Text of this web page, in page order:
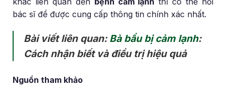
bác sĩ để được cung cấp thông tin chính xác nhất.
Bài viết liên quan: Bà bầu bị cảm lạnh:
Cách nhận biết và điều trị hiệu quả
Nguồn tham khảo